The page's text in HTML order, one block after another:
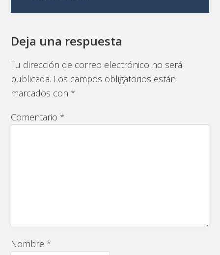
Deja una respuesta
Tu dirección de correo electrónico no será
publicada. Los campos obligatorios están
marcados con*
Comentario*
Nombre*